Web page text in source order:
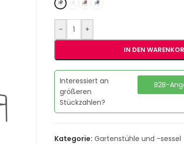
- +
IN DEN
Interessiert an
größeren
Stückzahlen?
B2B-
Kategorie: Gartenstühle und -sessel